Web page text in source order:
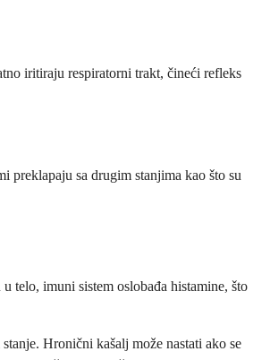
iritiraju respiratorni trakt, čineći refleks
preklapaju sa drugim stanjima kao što su
telo, imuni sistem oslobađa histamine, što
Hronični kašalj može nastati ako se